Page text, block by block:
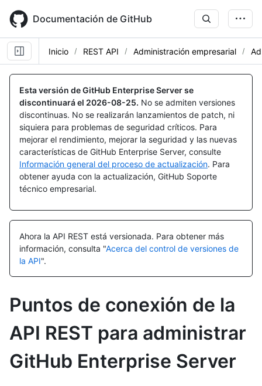
main
content
Documentación de GitHub
Inicio REST API Administración empresarial
Esta versión de GitHub Enterprise Server se
discontinuará el 2026-08-25. No se admiten versiones
discontinuas. No se realizarán lanzamientos de patch, ni
siquiera para problemas de seguridad críticos. Para
mejorar el rendimiento, mejorar la seguridad y las nuevas
características de GitHub Enterprise Server, consulte
Información general del proceso de actualización. Para
obtener ayuda con la actualización, GitHub Soporte
técnico empresarial.
Ahora la API REST está versionada. Para obtener más
información, consulta "Acerca del control de versiones de
la API".
Puntos de conexión de la
API REST para administrar
GitHub Enterprise Server
Nombre,
Tipo,
Descripción
Nombre,
Tipo,
Descripción
Nombre,
Tipo,
Descripción
Nombre,
Tipo,
Descripción
Nombre,
Tipo,
Descripción
Nombre,
Tipo,
Descripción
Nombre,
Tipo,
Descripción
Nombre,
Tipo,
Descripción
Nombre,
Tipo,
Descripción
Nombre,
Tipo,
Descripción
Nombre,
Tipo,
Descripción
Nombre,
Tipo,
Descripción
Nombre,
Tipo,
Descripción